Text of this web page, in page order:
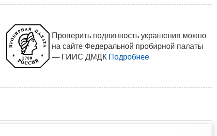
Проверить подлинность украшения можно
на сайте Федеральной пробирной палаты
— ГИИС ДМДК Подробнее